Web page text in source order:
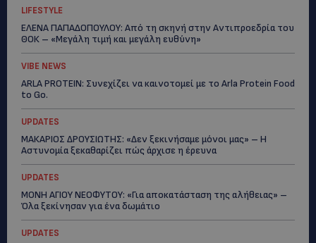
LIFESTYLE
ΕΛΕΝΑ ΠΑΠΑΔΟΠΟΥΛΟΥ: Από τη σκηνή στην Αντιπροεδρία του
ΘΟΚ – «Μεγάλη τιμή και μεγάλη ευθύνη»
VIBE NEWS
ARLA PROTEIN: Συνεχίζει να καινοτομεί με το Arla Protein Food
to Go.
UPDATES
ΜΑΚΑΡΙΟΣ ΔΡΟΥΣΙΩΤΗΣ: «Δεν ξεκινήσαμε μόνοι μας» – Η
Αστυνομία ξεκαθαρίζει πώς άρχισε η έρευνα
UPDATES
ΜΟΝΗ ΑΓΙΟΥ ΝΕΟΦΥΤΟΥ: «Για αποκατάσταση της αλήθειας» –
Όλα ξεκίνησαν για ένα δωμάτιο
UPDATES